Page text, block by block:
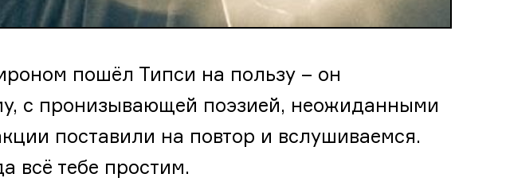
пошёл Типси на пользу – он
с пронизывающей поэзией, неожиданными
поставили на повтор и вслушиваемся.
всё тебе простим.